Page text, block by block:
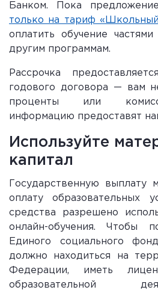
Банком. Пока
только на тариф
оплатить обучение
другим программам.
Рассрочка
годового договора — вам
проценты или
информацию предоставят
Используйте
капитал
Государственную выплату
оплату образовательных
средства разрешено
онлайн-обучения. Чтобы
Единого социального
должно находиться на
Федерации, иметь
образовательной